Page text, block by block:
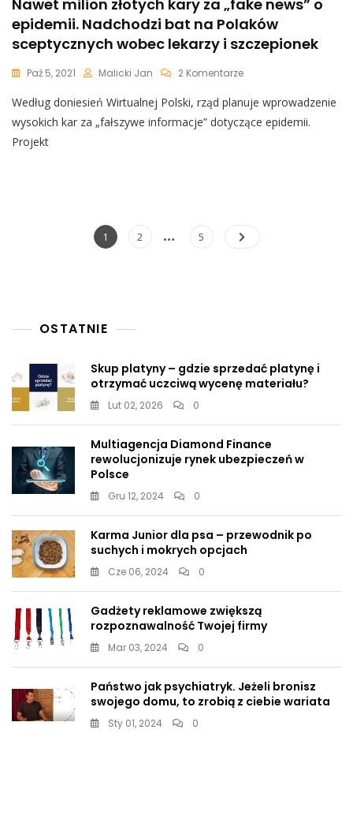
Nawet milion złotych kary za „fake news” o
epidemii. Nadchodzi bat na Polaków
sceptycznych wobec lekarzy i szczepionek
Paź 5, 2021 Malicki Jan 2 KomentarzeDo
Milion
Złotych
Kary
Nadchodzi
Bat
Na
Według doniesień Wirtualnej Polski, rząd planuje wprowadzenie
wysokich kar za „fałszywe informacje” dotyczące epidemii.
Projekt
Nawigacja
Page
1 Page
2 … Page
5
OSTATNIE
Skup platyny – gdzie sprzedać platynę i
otrzymać uczciwą wycenę materiału?
Lut 02, 2026 0
Multiagencja Diamond Finance
rewolucjonizuje rynek ubezpieczeń w
Polsce
Gru 12, 2024 0
Karma Junior dla psa – przewodnik po
suchych i mokrych opcjach
Cze 06, 2024 0
Gadżety reklamowe zwiększą
rozpoznawalność Twojej firmy
Mar 03, 2024 0
Państwo jak psychiatryk. Jeżeli bronisz
swojego domu, to zrobią z ciebie wariata
Sty 01, 2024 0